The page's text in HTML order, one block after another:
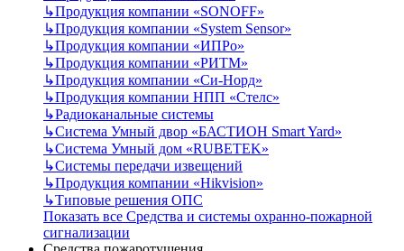
↳Продукция компании «SONOFF»
↳Продукция компании «System Sensor»
↳Продукция компании «ИПРо»
↳Продукция компании «РИТМ»
↳Продукция компании «Си-Норд»
↳Продукция компании НПП «Стелс»
↳Радиоканальные системы
↳Система Умный двор «БАСТИОН Smart Yard»
↳Система Умный дом «RUBETEK»
↳Системы передачи извещений
↳Продукция компании «Hikvision»
↳Типовые решения ОПС
Показать все Средства и системы охранно-пожарной
сигнализации